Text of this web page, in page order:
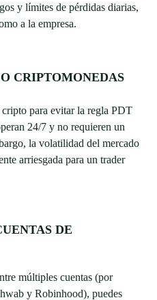
y límites de pérdidas diarias,
a la empresa.
CRIPTOMONEDAS
para evitar la regla PDT
24/7 y no requieren un
la volatilidad del mercado
arriesgada para un trader
DE
múltiples cuentas (por
y Robinhood), puedes